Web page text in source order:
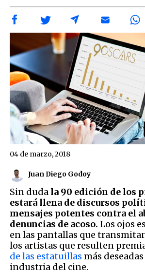
Juan Diego Godoy
04 de marzo, 2018
Sin duda la 90 edición de los
estará llena de discursos
mensajes potentes contra el
denuncias de acoso. Los ojos
en las pantallas que
los artistas que resulten
de las estatuillas más
industria del cine.